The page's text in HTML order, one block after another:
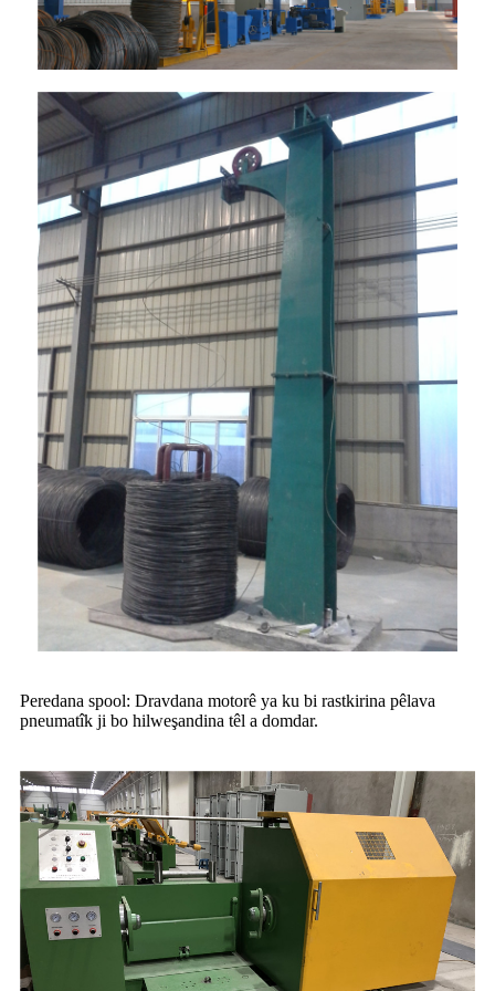
Peredana spool: Dravdana motorê ya ku bi rastkirina pêlava
pneumatîk ji bo hilweşandina têl a domdar.